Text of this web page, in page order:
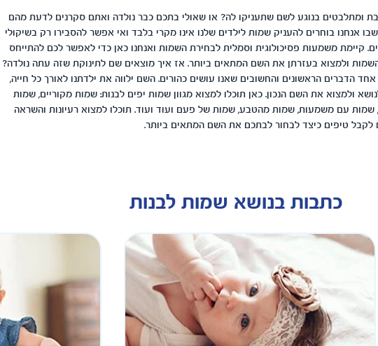
ומתלבטים בנוגע לשם שתעניקו לה? או שאולי בתכם כבר נולדה ואתם סקרנים לדעת מהם
אנחנו בוחרים להעניק שמות לילדים שלנו אינו מקרי בלבד ואי אפשר להסבירו רק בשיקולי
קיימת משמעות פסיכולוגית וסמלית לבחירת השמות ואנחנו כאן כדי לאפשר לכם להתייחס
ולמצוא בעזרתן את השם המתאים ביותר. אז איך מוצאים שם לתינוקת שזה עתה נולדה?
הדברים הראשונים והחשובים שאנו עושים כהורים. השם ילווה את ילדתנו לאורך כל חייה,
ולמצוא את השם הנכון. כאן תוכלו למצוא מגוון שמות יפים לבנות: שמות מקוריים, שמות
שמות עם משמעות, שמות מהטבע, שמות של פעם ועוד ועוד. תוכלו למצוא רעיונות והשראה
לקבל טיפים כיצד לבחור לבתכם את השם המתאים ביותר.
כתבות בנושא שמות לבנות